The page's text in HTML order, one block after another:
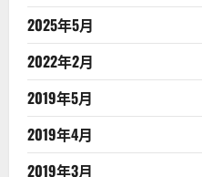
2025年5月
2022年2月
2019年5月
2019年4月
2019年3月